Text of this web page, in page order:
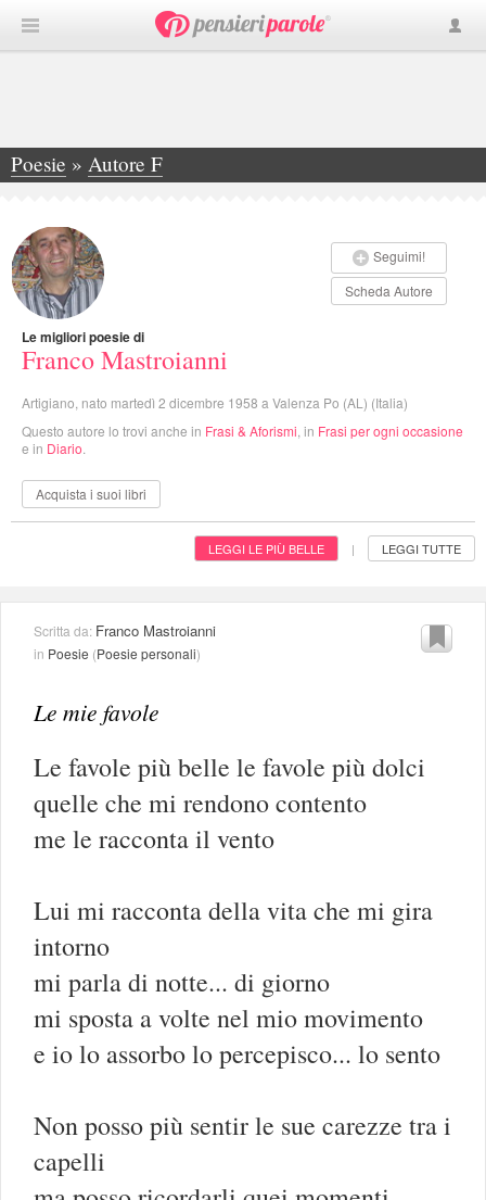
Poesie » Autore F
»Franco Mastroianni
Seguimi!
Scheda Autore
Le migliori poesie di
Franco Mastroianni
Artigiano, nato martedì 2 dicembre 1958 a Valenza Po (AL) (Italia)
Questo autore lo trovi anche in Frasi & Aforismi , in Frasi per ogni occasione
e in Diario
Acquista i suoi libri
LEGGI LE PIÙ BELLE | LEGGI TUTTE
Scritta da: Franco Mastroianni
in Poesie (Poesie personali)
Le mie favole
Le favole più belle le favole più dolci
quelle che mi rendono contento
me le racconta il vento
Lui mi racconta della vita che mi gira
intorno
mi parla di notte... di giorno
mi sposta a volte nel mio movimento
e io lo assorbo lo percepisco... lo sento
Non posso più sentir le sue carezze tra i
capelli